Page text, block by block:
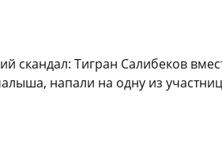
скандал: Тигран Салибеков
напали на одну из